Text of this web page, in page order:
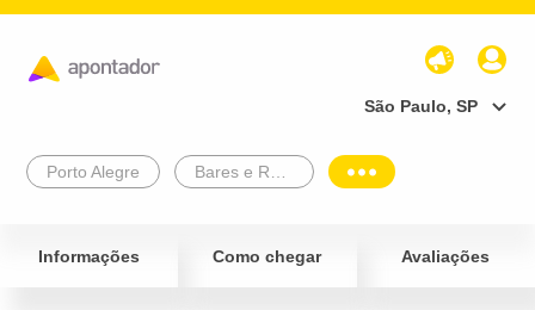
São Paulo, SP
Porto Alegre
Informações Como chegar Avaliações